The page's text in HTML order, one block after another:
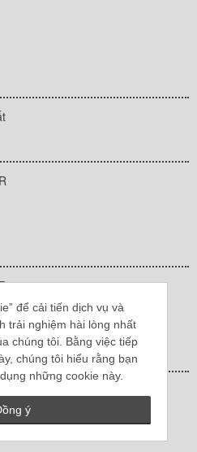
để cải tiến dịch vụ và
trải nghiệm hài lòng nhất
chúng tôi. Bằng việc tiếp
chúng tôi hiểu rằng bạn
những cookie này.
ý